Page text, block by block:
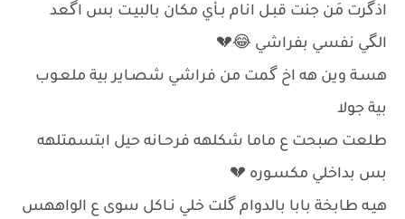
اذگرت مَن جنت قبـل انام بـأي مكان بالبيـت بس اگعد
الگي نفسي بفراشي 😂💔
هسـة وين هه اخ گمت من فراشي شصـاير بية ملعـوب
بية جولا
طلعت صبحت ع ماما شكلهه فرحـانه حيل ابتسمتلهه
بس بداخلي مكسـوره 💔
هيـه طابخة بابا بالدوام گلت خلي نـاكل سوى ع الواههس